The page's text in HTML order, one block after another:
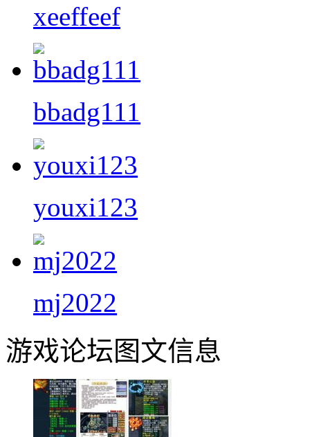
xeeffeef
bbadg111
youxi123
mj2022
游戏论坛图文信息